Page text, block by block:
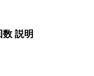
数 説明